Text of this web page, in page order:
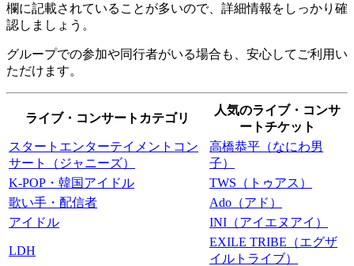
欄に記載されていることが多いので、詳細情報をしっかり確
認しましょう。
グループでの参加や同行者がいる場合も、安心してご利用い
ただけます。
ライブ・コンサートカテゴリ
人気のライブ・コンサ
ートチケット
スタートエンターテイメントコン
サート（ジャニーズ）
高橋恭平（なにわ男
子）
K-POP・韓国アイドル
TWS（トゥアス）
歌い手・配信者
Ado（アド）
アイドル
INI（アイエヌアイ）
LDH
EXILE TRIBE（エグザ
イルトライブ）